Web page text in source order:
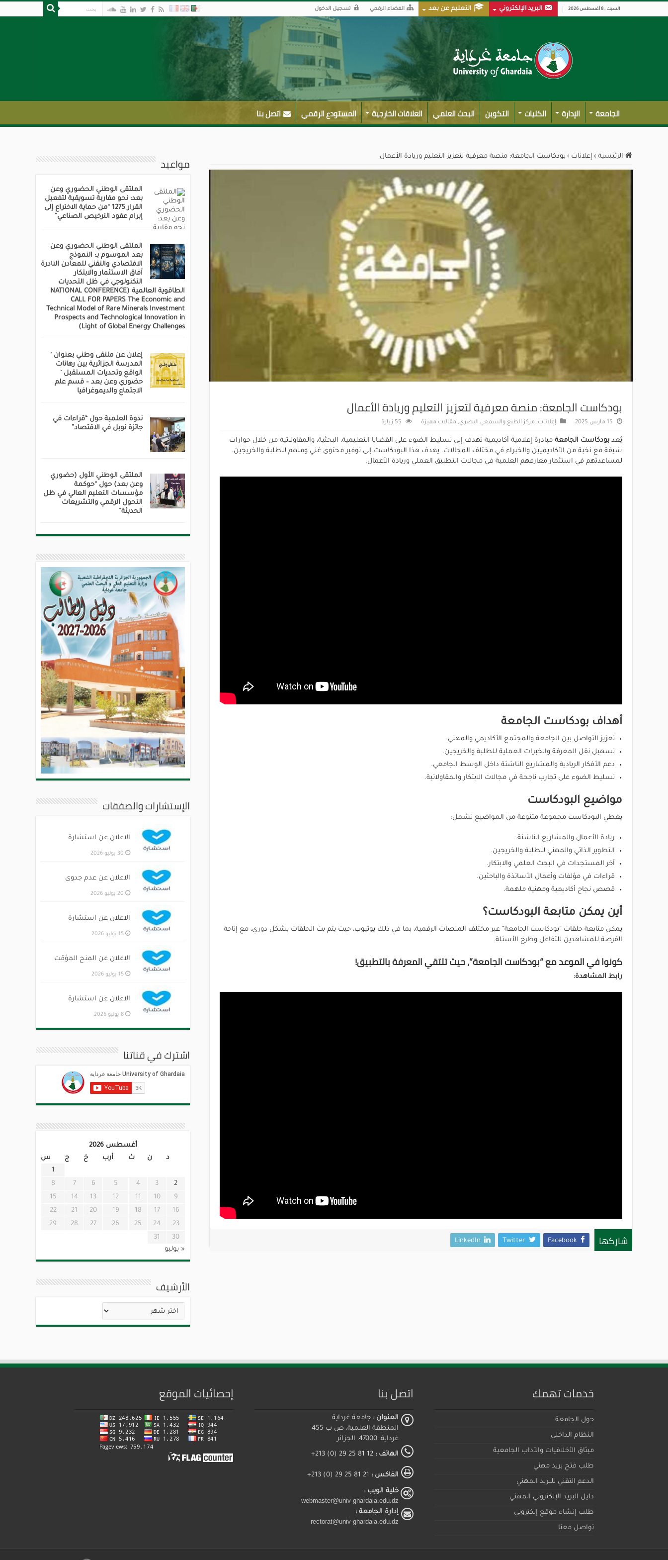
السبت , 8 أغسطس 2026 البريد الإلكتروني التعليم عن بعد الفضاء الرقمي تسجيل الدخول
الجامعة الإدارة الكليات التكوين البحث العلمي العلاقات الخارجية المستودع الرقمي اتصل بنا
الرئيسية › إعلانات › بودكاست الجامعة: منصة معرفية لتعزيز التعليم وريادة الأعمال
بودكاست الجامعة: منصة معرفية لتعزيز التعليم وريادة الأعمال
15 مارس 2025 إعلانات, مركز الطبع والسمعي البصري, مقالات مميزة 55 زيارة
يُعد بودكاست الجامعة مبادرة إعلامية أكاديمية تهدف إلى تسليط الضوء على القضايا التعليمية، البحثية، والمقاولاتية من خلال حوارات
شيقة مع نخبة من الأكاديميين والخبراء في مختلف المجالات. يهدف هذا البودكاست إلى توفير محتوى غني وملهم للطلبة والخريجين،
لمساعدتهم في استثمار معارفهم العلمية في مجالات التطبيق العملي وريادة الأعمال.
أهداف بودكاست الجامعة
تعزيز التواصل بين الجامعة والمجتمع الأكاديمي والمهني.
تسهيل نقل المعرفة والخبرات العملية للطلبة والخريجين.
دعم الأفكار الريادية والمشاريع الناشئة داخل الوسط الجامعي.
تسليط الضوء على تجارب ناجحة في مجالات الابتكار والمقاولاتية.
مواضيع البودكاست
يغطي البودكاست مجموعة متنوعة من المواضيع تشمل:
ريادة الأعمال والمشاريع الناشئة.
التطوير الذاتي والمهني للطلبة والخريجين.
آخر المستجدات في البحث العلمي والابتكار.
قراءات في مؤلفات وأعمال الأساتذة والباحثين.
قصص نجاح أكاديمية ومهنية ملهمة.
أين يمكن متابعة البودكاست؟
يمكن متابعة حلقات “بودكاست الجامعة” عبر مختلف المنصات الرقمية، بما في ذلك يوتيوب، حيث يتم بث الحلقات بشكل دوري، مع إتاحة
الفرصة للمشاهدين للتفاعل وطرح الأسئلة.
كونوا في الموعد مع “بودكاست الجامعة”، حيث تلتقي المعرفة بالتطبيق!
رابط المشاهدة:
شاركها Facebook
Twitter
LinkedIn
مواعيد
الملتقى الوطني الحضوري وعن
بعد: نحو مقاربة تسويقية لتفعيل
القرار 1275 “من حماية الاختراع إلى
إبرام عقود الترخيص الصناعي”
الملتقى الوطني الحضوري وعن
بعد الموسوم بـ: النموذج
الاقتصادي والتقني للمعادن النادرة
آفاق الاستثمار والابتكار
التكنولوجي في ظل التحديات
الطاقوية العالمية (NATIONAL CONFERENCE
CALL FOR PAPERS The Economic and
Technical Model of Rare Minerals Investment
Prospects and Technological Innovation in
Light of Global Energy Challenges)
إعلان عن ملتقى وطني بعنوان ‘
المدرسة الجزائرية بين رهانات
الواقع وتحديات المستقبل ‘
حضوري وعن بعد – قسم علم
الاجتماع والديموغرافيا
ندوة العلمية حول “قراءات في
جائزة نوبل في الاقتصاد”
الملتقى الوطني الأول (حضوري
وعن بعد) حول “حوكمة
مؤسسات التعليم العالي في ظل
التحول الرقمي والتشريعات
الحديثة”
الإستشارات والصفقات
الاعلان عن استشارة
30 يوليو 2026
الاعلان عن عدم جدوى
20 يوليو 2026
الاعلان عن استشارة
15 يوليو 2026
الاعلان عن المنح المؤقت
15 يوليو 2026
الاعلان عن استشارة
8 يوليو 2026
اشترك في قناتنا
أغسطس 2026
د
ن ث أرب خ ج
س
1
2
3
4
5
6
7
8
9
10
11
12
13
14
15
16
17
18
19
20
21
22
23
24
25
26
27
28
29
30
31
« يوليو
الأرشيف
الأرشيف
خدمات تهمك
حول الجامعة
النظام الداخلي
ميثاق اﻷخلاقيات والآداب الجامعية
طلب فتح بريد مهني
الدعم التقني للبريد المهني
دليل البريد الإلكتروني المهني
طلب إنشاء موقع إلكتروني
تواصل معنا
اتصل بنا
العنوان : جامعة غرداية
المنطقة العلمية، ص ب 455
غرداية، 47000، الجزائر
الهاتف :
الفاكس :
خلية الويب :
webmaster@univ-ghardaia.edu.dz
إدارة الجامعة :
rectorat@univ-ghardaia.edu.dz
إحصائيات الموقع